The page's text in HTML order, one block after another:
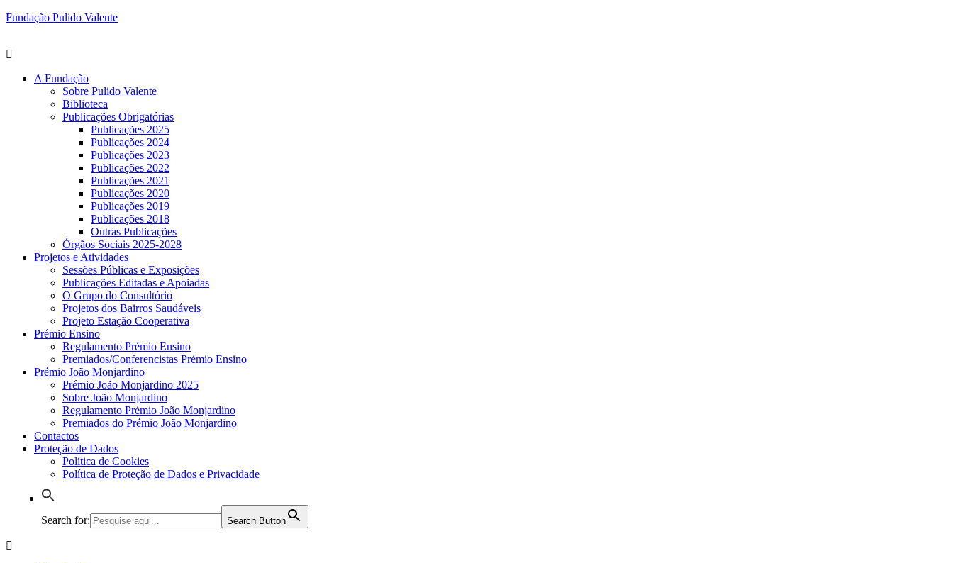
Fundação Pulido Valente
A Fundação
Sobre Pulido Valente
Biblioteca
Publicações Obrigatórias
Publicações 2025
Publicações 2024
Publicações 2023
Publicações 2022
Publicações 2021
Publicações 2020
Publicações 2019
Publicações 2018
Outras Publicações
Órgãos Sociais 2025-2028
Projetos e Atividades
Sessões Públicas e Exposições
Publicações Editadas e Apoiadas
O Grupo do Consultório
Projetos dos Bairros Saudáveis
Projeto Estação Cooperativa
Prémio Ensino
Regulamento Prémio Ensino
Premiados/Conferencistas Prémio Ensino
Prémio João Monjardino
Prémio João Monjardino 2025
Sobre João Monjardino
Regulamento Prémio João Monjardino
Premiados do Prémio João Monjardino
Contactos
Proteção de Dados
Política de Cookies
Política de Proteção de Dados e Privacidade
Search for: Search Button